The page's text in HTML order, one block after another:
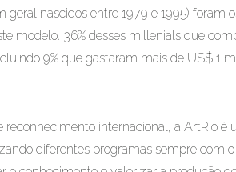
geral nascidos entre 1979 e 1995) foram
modelo. 36% desses millenials que
9% que gastaram mais de US$ 1
reconhecimento internacional, a ArtRio
diferentes programas sempre com